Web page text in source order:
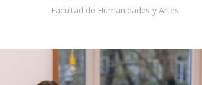
Facultad de Humanidades y Artes